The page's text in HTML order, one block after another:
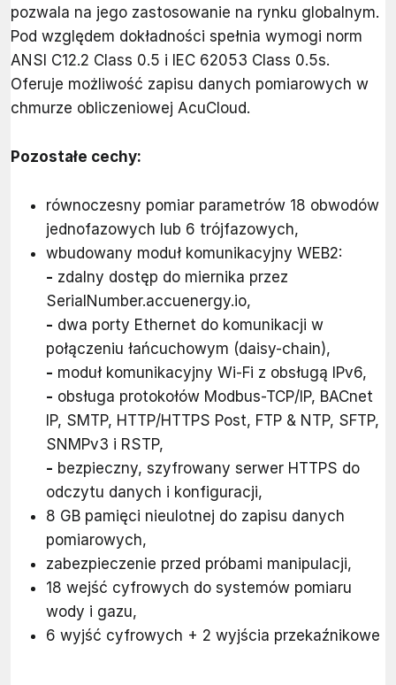
pozwala na jego zastosowanie na rynku globalnym.
Pod względem dokładności spełnia wymogi norm
ANSI C12.2 Class 0.5 i IEC 62053 Class 0.5s.
Oferuje możliwość zapisu danych pomiarowych w
chmurze obliczeniowej AcuCloud.
Pozostałe cechy:
równoczesny pomiar parametrów 18 obwodów
jednofazowych lub 6 trójfazowych,
wbudowany moduł komunikacyjny WEB2:
- zdalny dostęp do miernika przez
SerialNumber.accuenergy.io,
- dwa porty Ethernet do komunikacji w
połączeniu łańcuchowym (daisy-chain),
- moduł komunikacyjny Wi-Fi z obsługą IPv6,
- obsługa protokołów Modbus-TCP/IP, BACnet
IP, SMTP, HTTP/HTTPS Post, FTP & NTP, SFTP,
SNMPv3 i RSTP,
- bezpieczny, szyfrowany serwer HTTPS do
odczytu danych i konfiguracji,
8 GB pamięci nieulotnej do zapisu danych
pomiarowych,
zabezpieczenie przed próbami manipulacji,
18 wejść cyfrowych do systemów pomiaru
wody i gazu,
6 wyjść cyfrowych + 2 wyjścia przekaźnikowe